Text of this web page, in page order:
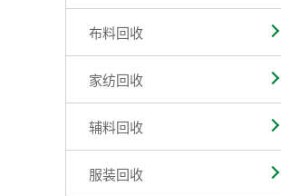
布料回收
家纺回收
辅料回收
服装回收